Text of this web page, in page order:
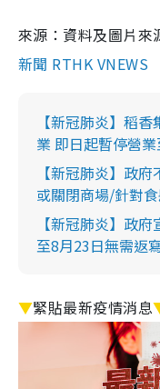
來源：資料及圖片來
新聞 RTHK VNEWS
【新冠肺炎】稻
業 即日起暫停營
【新冠肺炎】政
或關閉商場/針對
【新冠肺炎】政
至8月23日無需返
▼緊貼最新疫情消息